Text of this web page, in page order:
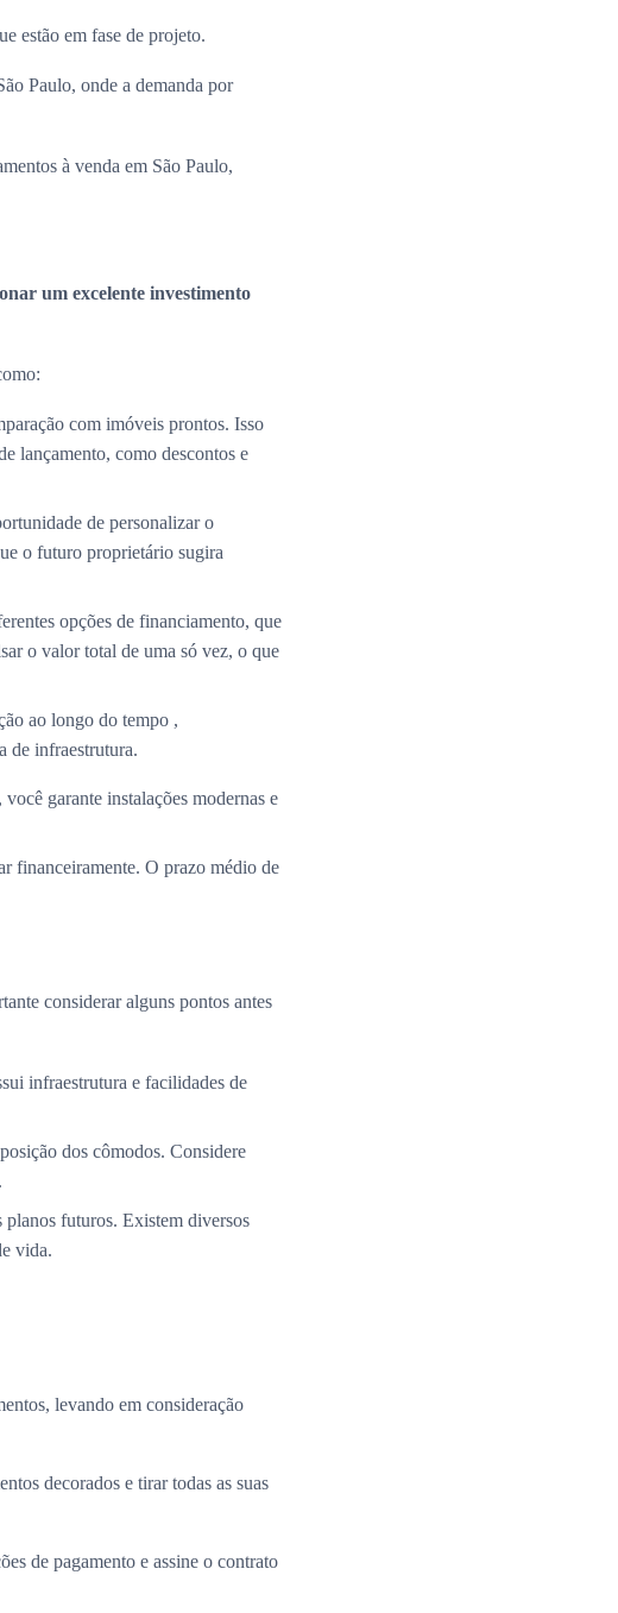
estão em fase de projeto.
Paulo, onde a demanda por
à venda em São Paulo,
um excelente investimento
com imóveis prontos. Isso
lançamento, como descontos e
de personalizar o
o futuro proprietário sugira
opções de financiamento, que
o valor total de uma só vez, o que
ao longo do tempo ,
de infraestrutura.
garante instalações modernas e
financeiramente. O prazo médio de
considerar alguns pontos antes
infraestrutura e facilidades de
dos cômodos. Considere
planos futuros. Existem diversos
vida.
levando em consideração
decorados e tirar todas as suas
de pagamento e assine o contrato